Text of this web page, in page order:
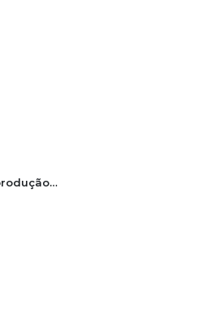
Análise da evolução da produção de maçã em Santa Catarina no período de 2014 a 2021